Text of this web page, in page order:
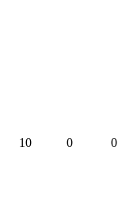
10 0 0